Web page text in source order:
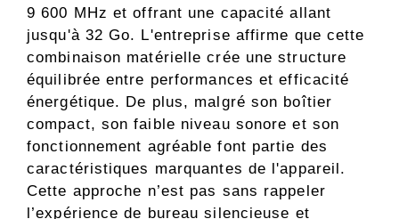
9 600 MHz et offrant une capacité allant
jusqu'à 32 Go. L'entreprise affirme que cette
combinaison matérielle crée une structure
équilibrée entre performances et efficacité
énergétique. De plus, malgré son boîtier
compact, son faible niveau sonore et son
fonctionnement agréable font partie des
caractéristiques marquantes de l'appareil.
Cette approche n’est pas sans rappeler
l’expérience de bureau silencieuse et